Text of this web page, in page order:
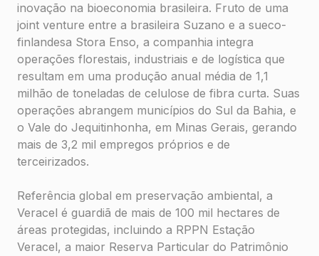
inovação na bioeconomia brasileira. Fruto de uma
joint venture entre a brasileira Suzano e a sueco-
finlandesa Stora Enso, a companhia integra
operações florestais, industriais e de logística que
resultam em uma produção anual média de 1,1
milhão de toneladas de celulose de fibra curta. Suas
operações abrangem municípios do Sul da Bahia, e
o Vale do Jequitinhonha, em Minas Gerais, gerando
mais de 3,2 mil empregos próprios e de
terceirizados.
Referência global em preservação ambiental, a
Veracel é guardiã de mais de 100 mil hectares de
áreas protegidas, incluindo a RPPN Estação
Veracel, a maior Reserva Particular do Patrimônio